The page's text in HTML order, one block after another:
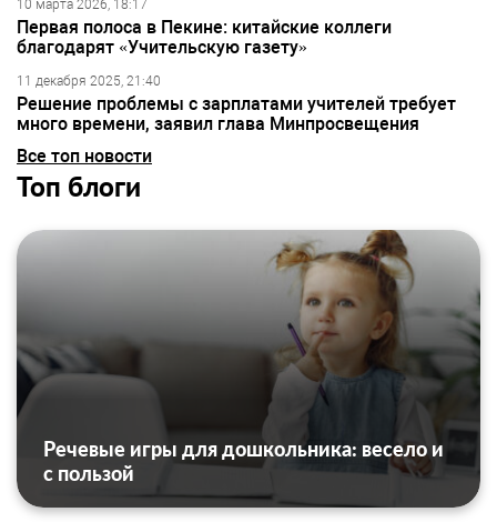
10 марта 2026, 18:17
Первая полоса в Пекине: китайские коллеги
благодарят «Учительскую газету»
11 декабря 2025, 21:40
Решение проблемы с зарплатами учителей требует
много времени, заявил глава Минпросвещения
Все топ новости
Топ блоги
Речевые игры для дошкольника: весело и
с пользой